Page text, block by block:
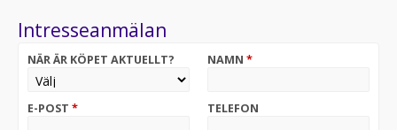
Intresseanmälan
NÄR ÄR KÖPET AKTUELLT? NAMN *
E-POST * TELEFON